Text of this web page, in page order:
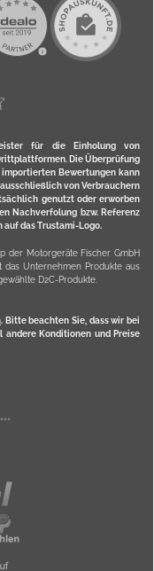
für die Einholung von
Die Überprüfung
Bewertungen kann
von Verbrauchern
genutzt oder erworben
Nachverfolung bzw. Referenz
auf das Trustami-Logo.
der Motorgeräte Fischer GmbH
Unternehmen Produkte aus
D2C-Produkte.
. Bitte beachten Sie, dass wir bei
andere Konditionen und Preise